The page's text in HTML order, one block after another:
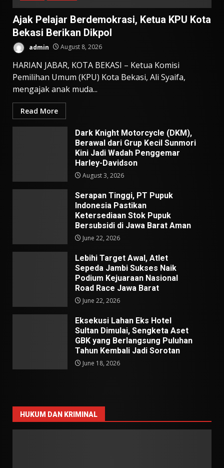
Ajak Pelajar Berdemokrasi, Ketua KPU Kota
Bekasi Berikan Dikpol
admin August 8, 2026
HARIAN JABAR, KOTA BEKASI – Ketua Komisi
Pemilihan Umum (KPU) Kota Bekasi, Ali Syaifa,
mengajak anak muda...
Read More
Dark Knight Motorcycle (DKM),
Berawal dari Grup Kecil Sunmori
Kini Jadi Wadah Penggemar
Harley-Davidson
August 3, 2026
Serapan Tinggi, PT Pupuk
Indonesia Pastikan
Ketersediaan Stok Pupuk
Bersubsidi di Jawa Barat Aman
June 22, 2026
Lebihi Target Awal, Atlet
Sepeda Jambi Sukses Naik
Podium Kejuaraan Nasional
Road Race Jawa Barat
June 22, 2026
Eksekusi Lahan Eks Hotel
Sultan Dimulai, Sengketa Aset
GBK yang Berlangsung Puluhan
Tahun Kembali Jadi Sorotan
June 18, 2026
HUKUM DAN KRIMINAL